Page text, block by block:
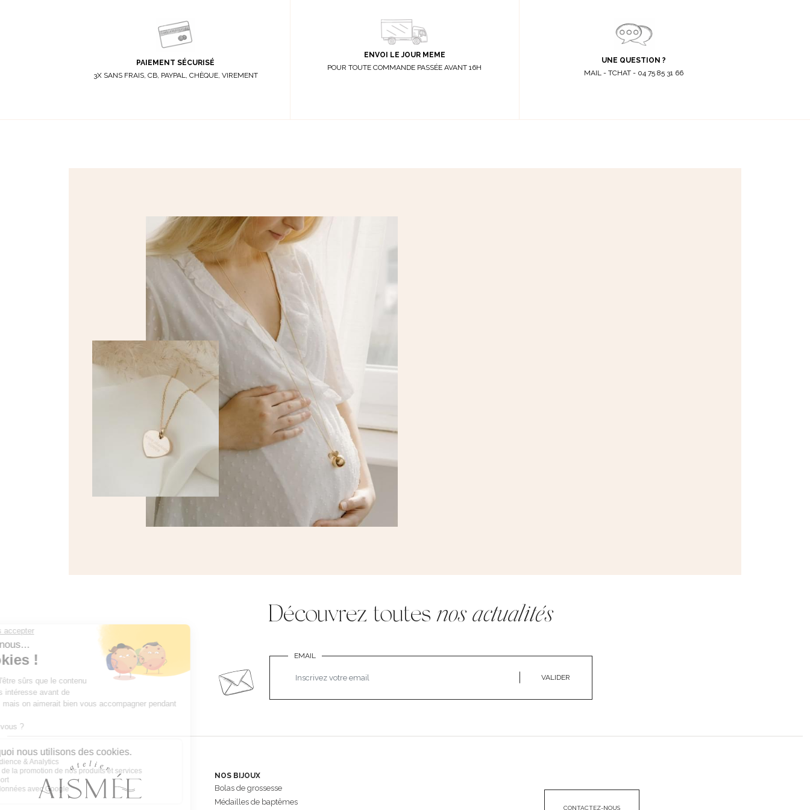
PAIEMENT SÉCURISÉ
3X SANS FRAIS, CB, PAYPAL, CHÈQUE, VIREMENT
ENVOI LE JOUR MEME
POUR TOUTE COMMANDE PASSÉE AVANT 16H
UNE QUESTION ?
MAIL - TCHAT - 04 75 85 31 66
Découvrez toutes nos actualités
EMAIL
VALIDER
NOS BIJOUX
Bolas de grossesse
Médailles de baptêmes
CONTACTEZ-NOUS